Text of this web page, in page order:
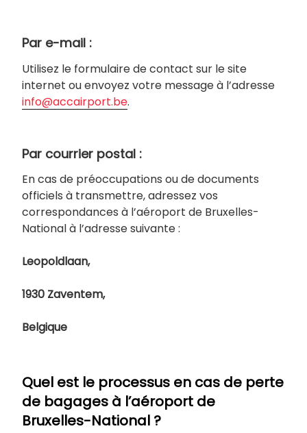
Par e-mail :
Utilisez le formulaire de contact sur le site
internet ou envoyez votre message à l’adresse
info@accairport.be.
Par courrier postal :
En cas de préoccupations ou de documents
officiels à transmettre, adressez vos
correspondances à l’aéroport de Bruxelles-
National à l’adresse suivante :
Leopoldlaan,
1930 Zaventem,
Belgique
Quel est le processus en cas de perte
de bagages à l’aéroport de
Bruxelles-National ?